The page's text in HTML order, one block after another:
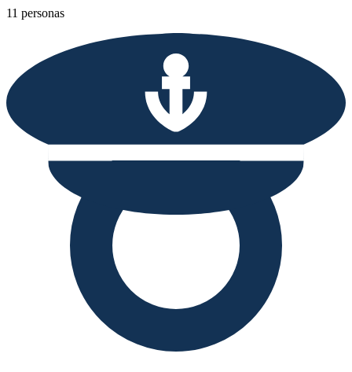
11 personas